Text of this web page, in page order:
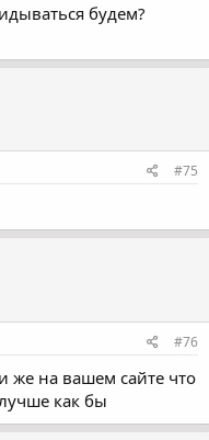
будем?
#75
#76
же на вашем сайте что
как бы